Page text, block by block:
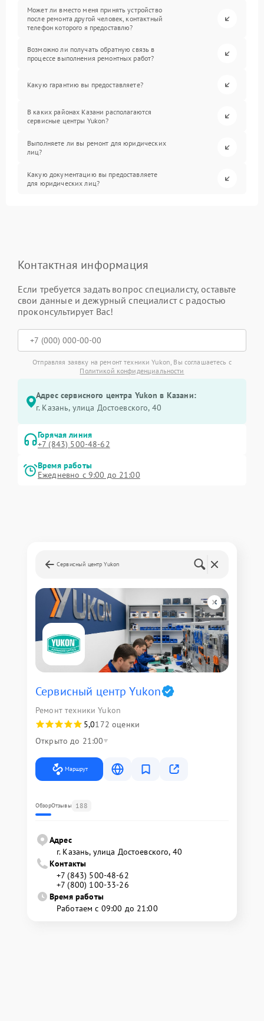
Может ли вместо меня принять устройство
после ремонта другой человек, контактный
телефон которого я предоставлю?
Возможно ли получать обратную связь в
процессе выполнения ремонтных работ?
Какую гарантию вы предоставляете?
В каких районах Казани располагаются
сервисные центры Yukon?
Выполняете ли вы ремонт для юридических
лиц?
Какую документацию вы предоставляете
для юридических лиц?
Контактная информация
Если требуется задать вопрос специалисту, оставьте
свои данные и дежурный специалист с радостью
проконсультирует Вас!
Отправляя заявку на ремонт техники Yukon, Вы соглашаетесь с
Политикой конфиденциальности
Адрес сервисного центра Yukon в Казани:
г. Казань, улица Достоевского, 40
Горячая линия
+7 (843) 500-48-62
Время работы
Ежедневно с 9:00 до 21:00
Сервисный центр Yukon
Сервисный центр Yukon
Ремонт техники Yukon
5,0172 оценки
Открыто до 21:00
Маршрут
ОбзорОтзывы 188
Адрес
г. Казань, улица Достоевского, 40
Контакты
+7 (843) 500-48-62
+7 (800) 100-33-26
Время работы
Работаем с 09:00 до 21:00